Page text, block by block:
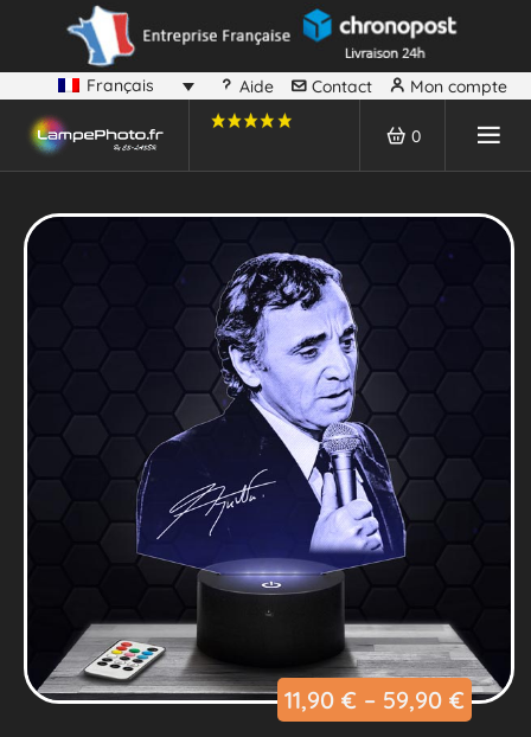
Français Aide Contact Mon compte
0
11,90 € – 59,90 €